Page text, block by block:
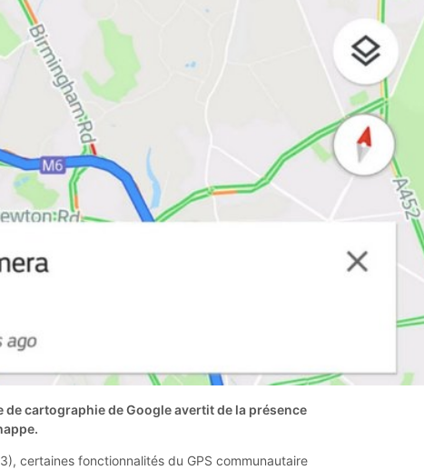
de cartographie de Google avertit de la présence
certaines fonctionnalités du GPS communautaire